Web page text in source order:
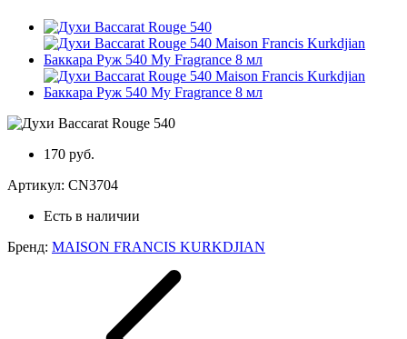
170 руб.
Артикул: CN3704
Есть в наличии
Бренд: MAISON FRANCIS KURKDJIAN